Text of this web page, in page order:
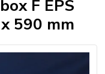
F EPS
590 mm